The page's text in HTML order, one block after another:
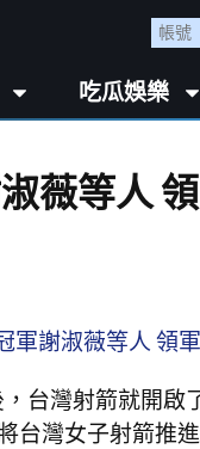
吃瓜娛樂
薇等人
台灣射箭就開
台灣女子射箭推